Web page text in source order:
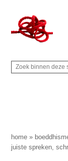
naar
de
inhoud
secondary
naar
de
sidebar
naar
de
Rechts
Z
p
d
Z
i
n
home »
juiste spreken,